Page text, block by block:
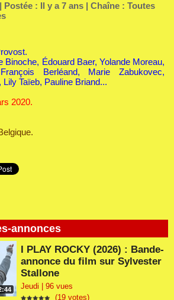
annonces
I PLAY ROCKY (2026) : Bande-
annonce du film sur Sylvester
Stallone
Jeudi | 96 vues
(19 votes)
Postée : Il y a 7 ans | Chaîne : Toutes
Binoche, Édouard Baer, Yolande Moreau,
Berléand, Marie Zabukovec,
Taïeb, Pauline Briand...
2020.